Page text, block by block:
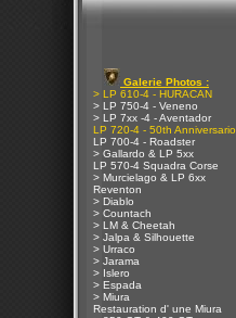
Galerie Photos :
> LP 610-4 - HURACAN
> LP 750-4 - Veneno
> LP 7xx -4 - Aventador
LP 720-4 - 50th Anniversario
LP 700-4 - Roadster
> Gallardo & LP 5xx
LP 570-4 Squadra Corse
> Murcielago & LP 6xx
Reventon
> Diablo
> Countach
> LM & Cheetah
> Jalpa & Silhouette
> Urraco
> Jarama
> Islero
> Espada
> Miura
Restauration d' une Miura